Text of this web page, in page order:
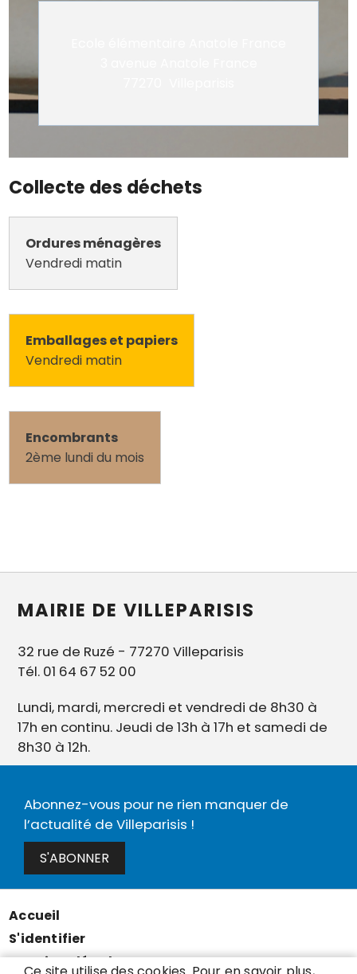
Collecte des déchets
Ordures ménagères
Vendredi matin
Emballages et papiers
Vendredi matin
Encombrants
2ème lundi du mois
MAIRIE DE VILLEPARISIS
32 rue de Ruzé - 77270 Villeparisis
Tél. 01 64 67 52 00
Lundi, mardi, mercredi et vendredi de 8h30 à
17h en continu. Jeudi de 13h à 17h et samedi de
8h30 à 12h.
Abonnez-vous pour ne rien manquer de
l’actualité de Villeparisis !
S'ABONNER
Menu
Pied
Accueil
S'identifier
Mentions légales